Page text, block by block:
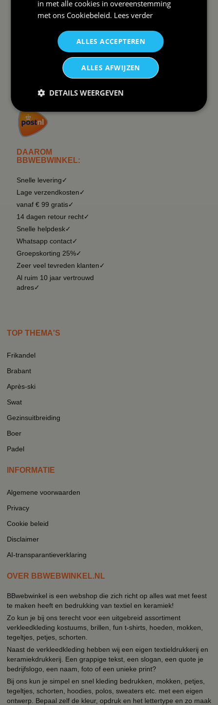
Reviews
Veel gestelde vragen
Retouren & Annuleren
DAAROM
BBWEBWINKEL:
Snelle levering✓
Lage verzendkosten✓
vanaf € 99 gratis✓
14 dagen retour recht✓
Snelle helpdesk✓
Whatsapp contact✓
Groepskorting 25%✓
Zeer veel tevreden klanten✓
Al ruim 10 jaar vertrouwd
adres✓
Sitemapping
Overzicht thema's
Overzicht rubrieken
Wat vinden klanten van ons
RSS
TOP THEMA'S
Frikandel
Brabant
Après-ski
Swat
Gezinsuitbreiding
Boer
Padel
INFORMATIE
Algemene voorwaarden
Privacy
Cookie beleid
Disclaimer
AI-transparantieverklaring
OVER BBWEBWINKEL.NL
BBwebwinkel is een webshop die zich richt op alles wat met feest
te maken heeft en bedrukking van textiel en keramiek!
Zo kun je bij ons terecht voor een uitgebreid assortiment
verkleedkleding kostuums, brillen, fun t-shirts, hoeden, mokken,
tegeltjes, petjes, schorten.
Naast de verkleedkleding hebben wij een eigen textieldrukkerij en
keramiekdrukkerij. Een grappige tekst, een slogan, een quote je
bedrijfslogo, een naam, foto of een unieke print?
Bij ons kun je simpel en snel kleding bedrukken, mokken, petjes,
tegeltjes, schorten, hoodies, polos, sweaters etc. met een eigen
ontwerp. Bepaal zelf de kleur, opdruk en het lettertype en zo maak
in met alle cookies in overeenstemming
met ons Cookiebeleid. Lees verder
ALLES ACCEPTEREN
ALLES AFWIJZEN
DETAILS WEERGEVEN